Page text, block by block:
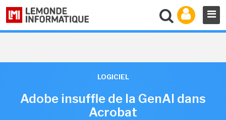
LOGICIEL
Adobe insuffle de la GenAI dans
Acrobat